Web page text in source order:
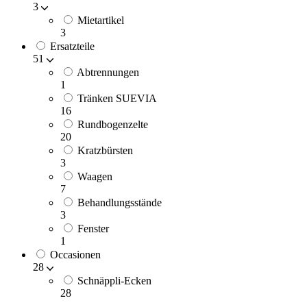
3
Mietartikel
3
Ersatzteile
51
Abtrennungen
1
Tränken SUEVIA
16
Rundbogenzelte
20
Kratzbürsten
3
Waagen
7
Behandlungsstände
3
Fenster
1
Occasionen
28
Schnäppli-Ecken
28